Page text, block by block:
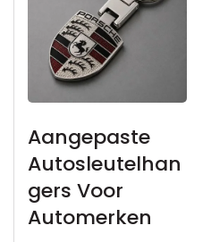
Aangepaste
Autosleutelhan
Gers Voor
Automerken